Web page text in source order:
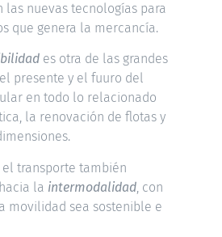
nuevas tecnologías para
que genera la mercancía.
es otra de las grandes
presente y el fuuro del
en todo lo relacionado
la renovación de flotas y
transporte también
la intermodalidad , con
movilidad sea sostenible e